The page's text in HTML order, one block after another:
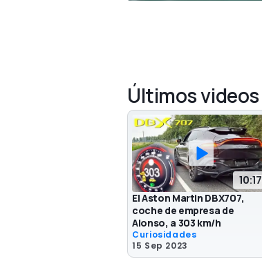
Últimos videos
10:17
El Aston Martin DBX707,
coche de empresa de
Alonso, a 303 km/h
Curiosidades
15 Sep 2023